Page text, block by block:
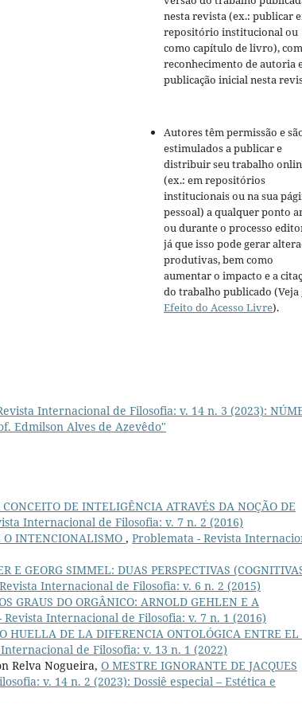
nesta revista (ex.: publicar
repositório institucional ou
como capítulo de livro), com
reconhecimento de autoria
publicação inicial nesta
Autores têm permissão e
estimulados a publicar e
distribuir seu trabalho
(ex.: em repositórios
institucionais ou na sua
pessoal) a qualquer ponto
ou durante o processo
já que isso pode gerar
produtivas, bem como
aumentar o impacto e a
do trabalho publicado (Veja
Efeito do Acesso Livre).
Internacional de Filosofia: v. 14 n. 3 (2023):
Edmilson Alves de Azevêdo"
DE INTELIGÊNCIA ATRAVÉS DA NOÇÃO DE
Internacional de Filosofia: v. 7 n. 2 (2016)
INTENCIONALISMO , Problemata - Revista
E GEORG SIMMEL: DUAS PERSPECTIVAS
Internacional de Filosofia: v. 6 n. 2 (2015)
GRAUS DO ORGÂNICO: ARNOLD GEHLEN E A
Revista Internacional de Filosofia: v. 7 n. 1 (2016)
HUELLA DE LA DIFERENCIA ONTOLÓGICA ENTRE EL
de Filosofia: v. 13 n. 1 (2022)
Relva Nogueira, O MESTRE IGNORANTE DE JACQUES
v. 14 n. 2 (2023): Dossiê especial – Estética e